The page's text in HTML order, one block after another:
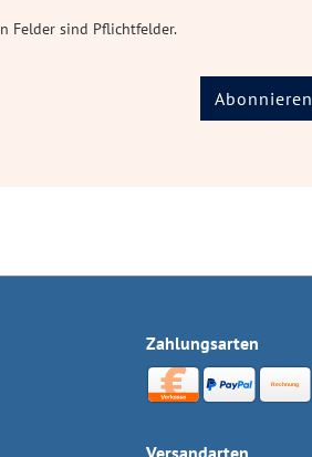
Felder sind Pflichtfelder.
Abonnieren
Zahlungsarten